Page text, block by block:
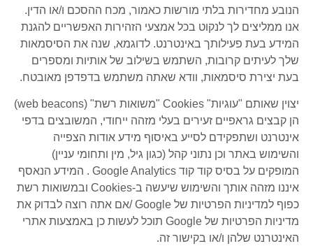
הנובע מחדירות בלתי מורשות כאמור, מכח ההסכם ו/או הדין.
אנו ממליצים לך לנקוט בכל אמצעי הזהירות האפשריים להגנת
המידע בעת פעילותך באינטרנט. לדוגמא, שנה את הסיסמאות
שלך לעיתים קרובות, השתמש בשילוב של אותיות ומספרים
בעת יצירת סיסמאות, וודא שאתה משתמש בדפדפן מאובטח.
יצוין שאותם "עוגיות" Cookies "משואות רשת" (web beacons)
הן קבצים גראפיים זעירים בעלי מזהה ייחודי, המשובצים בדפי
אינטרנט ושתפקידם לסייע באיסוף מידע אודות הצפייה
והשימוש באתר וכן נתוני קהל (כגון גיל, מין ותחומי עניין)
המופקים על בסיס קוד קוד Google Analytics . המידע הנאסף
איננו מזהה אותך והשימוש שיעשה ב-Cookies ובמשואות רשת
כפוף למדיניות הפרטיות של Google /אם אתה רוצה לבדוק את
מדיניות הפרטיות של Google תוכל לעשות כן באמצעות אתרי
האינטרנט שלהן ו/או בקישור זה.